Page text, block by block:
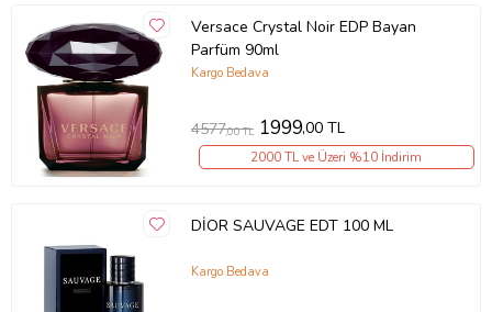
Versace Crystal Noir EDP Bayan
Parfüm 90ml
Kargo Bedava
4577,00 TL 1999,00 TL
2000 TL ve Üzeri %10 İndirim
DİOR SAUVAGE EDT 100 ML
Kargo Bedava